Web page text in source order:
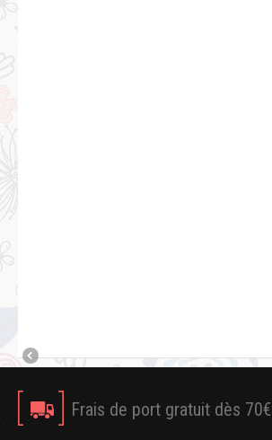
Frais de port gratuit dès 70€